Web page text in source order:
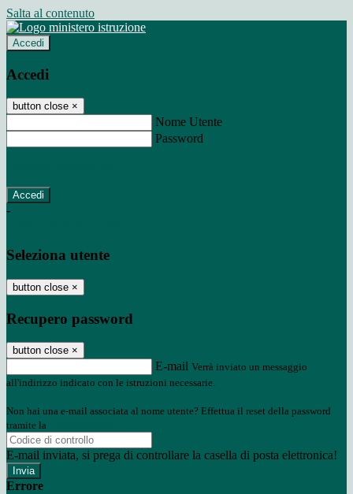
Salta al contenuto
Accedi
Accedi
button close ×
Nome Utente
Password
-
Seleziona utente
button close ×
Recupero password
button close ×
E-mail Verrà inviato un messaggio
all'indirizzo indicato con le istruzioni necessarie.
Non hai una e-mail associata al nome utente? Effettua il reset della password
tramite la
E-mail inviata, si prega di controllare la casella di posta elettronica!
Errore